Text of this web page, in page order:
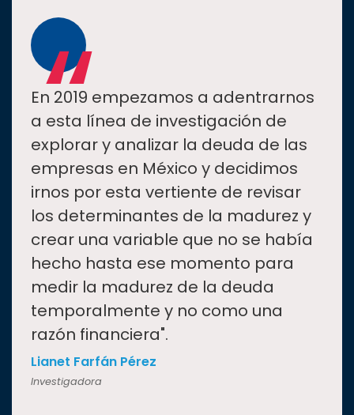
“
En 2019 empezamos a adentrarnos
a esta línea de investigación de
explorar y analizar la deuda de las
empresas en México y decidimos
irnos por esta vertiente de revisar
los determinantes de la madurez y
crear una variable que no se había
hecho hasta ese momento para
medir la madurez de la deuda
temporalmente y no como una
razón financiera".
Lianet Farfán Pérez
Investigadora